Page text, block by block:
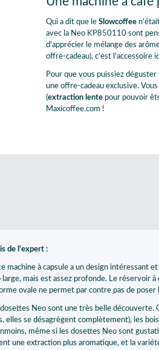
Qui a dit que le Slowcoffee
avec la Neo KP850110 sont
d'apprécier le mélange des
offre-cadeau), c'est l'accessoire
Pour que vous puissiez
une offre-cadeau exclusive.
(extraction lentepour pouvoir
Maxicoffee.com !
de l'expert :
machine à capsule a un design intéressant
mais est assez profonde. Le réservoir
ovale ne permet par contre pas de
dosettes Neo sont une très belle découverte.
elles se désagrègent complètement), les
même si les dosettes Neo sont
une extraction plus aromatique, et la